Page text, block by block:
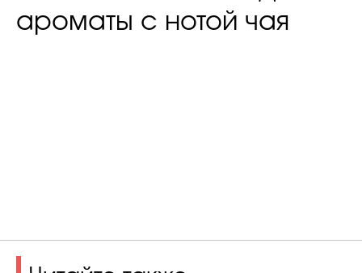
ароматы с нотой чая